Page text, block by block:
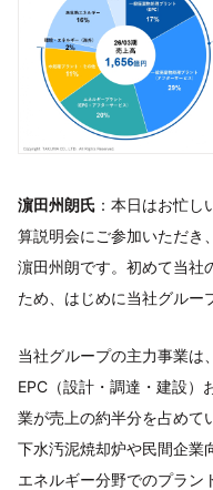
濵田州朗氏 ：本日はお忙
算説明会にご参加いただき
濵田州朗です。初めて当社
ため、はじめに当社グルー
当社グループの主力事業は
EPC（設計・調達・建設）
業が売上の約半分を占めて
下水汚泥焼却炉や民間企業
エネルギー分野でのプラン